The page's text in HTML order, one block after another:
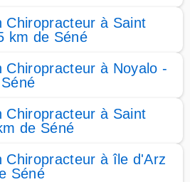
Chiropracteur à Saint
km de Séné
Chiropracteur à Noyalo -
Chiropracteur à Saint
de Séné
Chiropracteur à île d'Arz
Séné